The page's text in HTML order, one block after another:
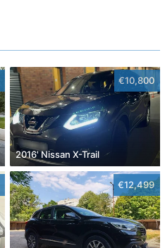
€10,800
2016' Nissan X-Trail
€12,499